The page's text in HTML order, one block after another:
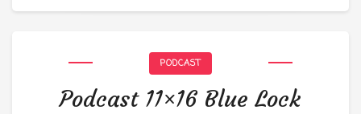
PODCAST
Podcast 11×16 Blue Lock